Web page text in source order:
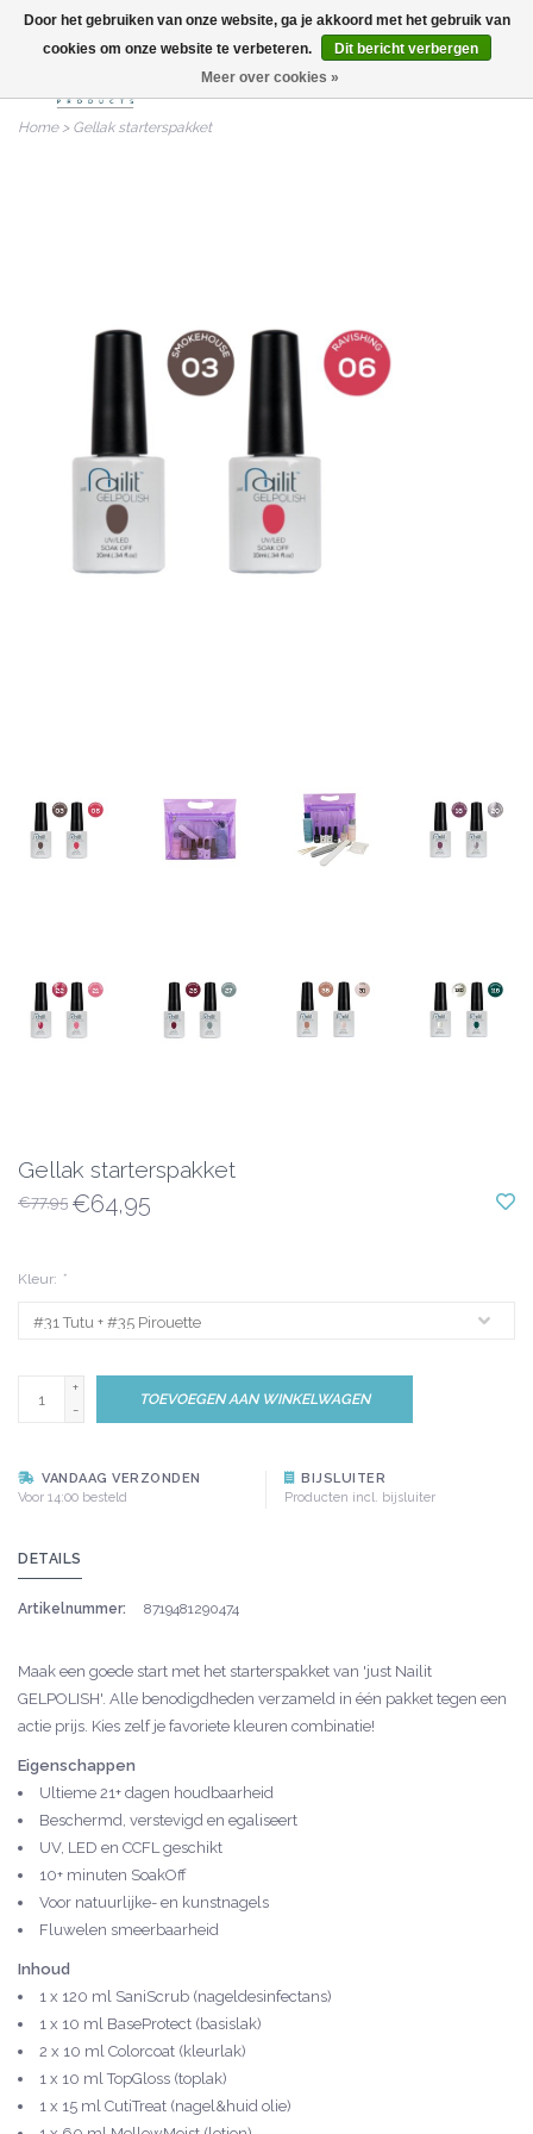
info@nailitproducts.com
Home> Gellak starterspakket
Gellak starterspakket
€77,95 €64,95
Kleur: *
+
-
TOEVOEGEN AAN WINKELWAGEN
VANDAAG VERZONDEN
Voor 14:00 besteld
BIJSLUITER
Producten incl. bijsluiter
DETAILS
Artikelnummer: 8719481290474
Maak een goede start met het starterspakket van 'just Nailit
GELPOLISH'. Alle benodigdheden verzameld in één pakket tegen een
actie prijs. Kies zelf je favoriete kleuren combinatie!
Eigenschappen
Ultieme 21+ dagen houdbaarheid
Beschermd, verstevigd en egaliseert
UV, LED en CCFL geschikt
10+ minuten SoakOff
Voor natuurlijke- en kunstnagels
Fluwelen smeerbaarheid
Inhoud
1 x 120 ml SaniScrub (nageldesinfectans)
1 x 10 ml BaseProtect (basislak)
2 x 10 ml Colorcoat (kleurlak)
1 x 10 ml TopGloss (toplak)
1 x 15 ml CutiTreat (nagel&huid olie)
Door het gebruiken van onze website, ga je akkoord met het gebruik van
cookies om onze website te verbeteren.
Dit bericht verbergen
Meer over cookies »